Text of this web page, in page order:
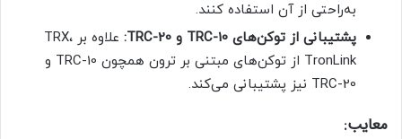
به‌راحتی از آن استفاده کنند.
پشتیبانی از توکن‌های TRC-10 و TRC-20:
علاوه بر TRX،
TronLink از توکن‌های مبتنی بر ترون همچون TRC-10 و
TRC-20 نیز پشتیبانی می‌کند.
معایب: